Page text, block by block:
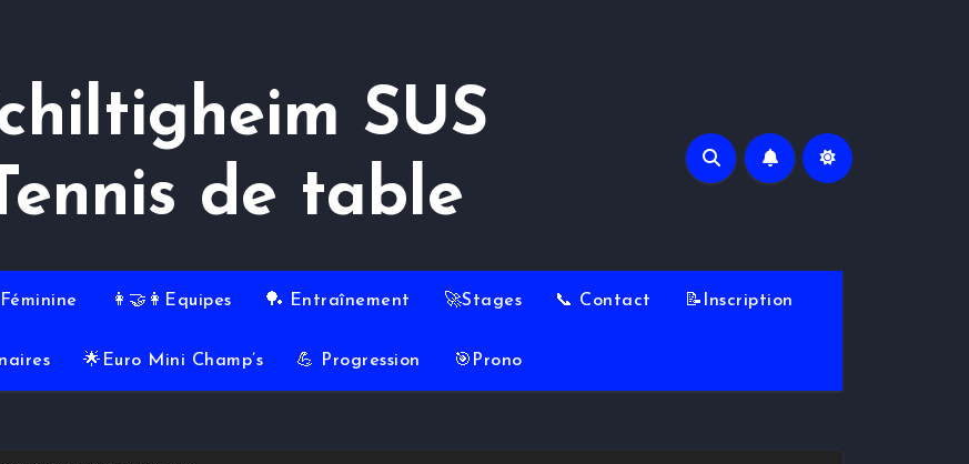
SUS
de table
👩‍🤝‍👩Equipes 🏓 Entraînement 🚀Stages 📞 Contact 📝Inscription
🌟Euro Mini Champ’s 💪 Progression 🎯Prono